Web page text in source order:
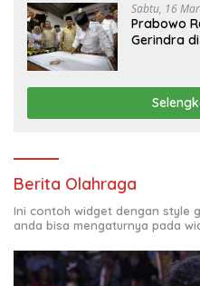
Sabtu, 16
Prabowo
Gerindra
Berita Olahraga
Ini contoh widget dengan style
anda bisa mengaturnya pada